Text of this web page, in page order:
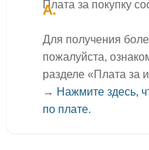
Плата за покупку
Для получения
пожалуйста,
разделе «Плата за
→ Нажмите здесь,
по плате.